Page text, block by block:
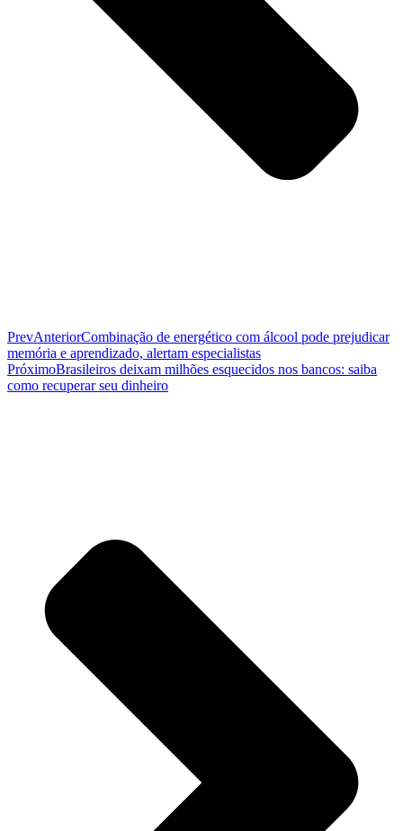
PrevAnteriorCombinação de energético com álcool pode prejudicar
memória e aprendizado, alertam especialistas
PróximoBrasileiros deixam milhões esquecidos nos bancos: saiba
como recuperar seu dinheiro